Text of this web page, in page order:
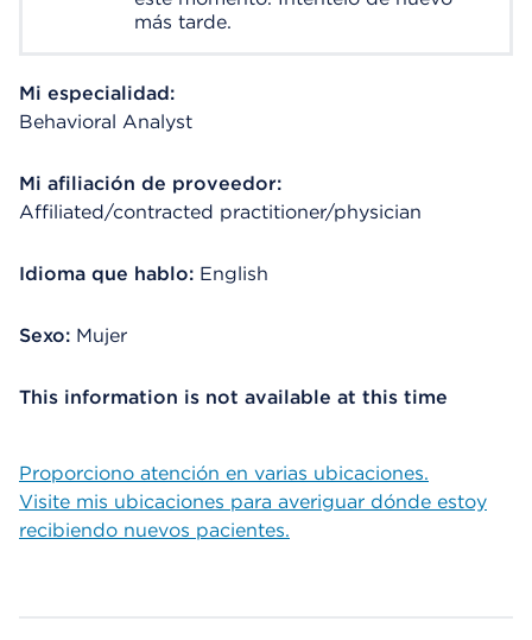
más tarde.
Mi especialidad:
Behavioral Analyst
Mi afiliación de proveedor:
Affiliated/contracted practitioner/physician
Idioma que hablo: English
Sexo: Mujer
This information is not available at this time
Proporciono atención en varias ubicaciones.
Visite mis ubicaciones para averiguar dónde estoy
recibiendo nuevos pacientes.